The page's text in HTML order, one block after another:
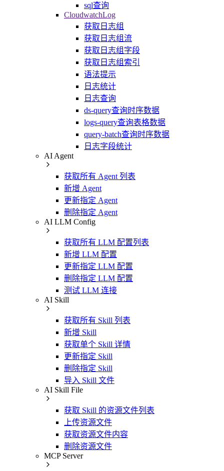
sql查询
CloudwatchLog
获取日志组
获取日志组流
获取日志组字段
获取日志组索引
语法提示
日志统计
日志查询
ds-query查询时序数据
logs-query查询表格数据
query-batch查询时序数据
日志字段统计
AI Agent
获取所有 Agent 列表
新增 Agent
更新指定 Agent
删除指定 Agent
AI LLM Config
获取所有 LLM 配置列表
新增 LLM 配置
更新指定 LLM 配置
删除指定 LLM 配置
测试 LLM 连接
AI Skill
获取所有 Skill 列表
新增 Skill
获取单个 Skill 详情
更新指定 Skill
删除指定 Skill
导入 Skill 文件
AI Skill File
获取 Skill 的资源文件列表
上传资源文件
获取资源文件内容
删除资源文件
MCP Server